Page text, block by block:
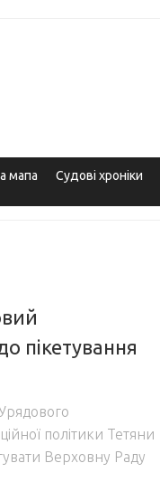
мапа Судові хроніки
пікетування
політики Тетяни
Верховну Раду